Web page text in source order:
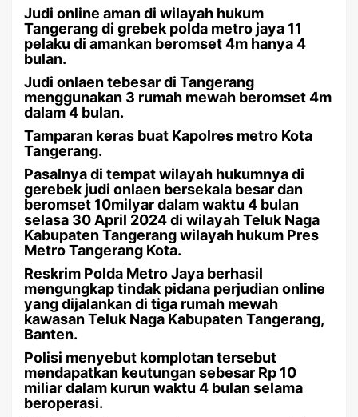
Judi online aman di wilayah hukum
Tangerang di grebek polda metro jaya 11
pelaku di amankan beromset 4m hanya 4
bulan.
Judi onlaen tebesar di Tangerang
menggunakan 3 rumah mewah beromset 4m
dalam 4 bulan.
Tamparan keras buat Kapolres metro Kota
Tangerang.
Pasalnya di tempat wilayah hukumnya di
gerebek judi onlaen bersekala besar dan
beromset 10milyar dalam waktu 4 bulan
selasa 30 April 2024 di wilayah Teluk Naga
Kabupaten Tangerang wilayah hukum Pres
Metro Tangerang Kota.
Reskrim Polda Metro Jaya berhasil
mengungkap tindak pidana perjudian online
yang dijalankan di tiga rumah mewah
kawasan Teluk Naga Kabupaten Tangerang,
Banten.
Polisi menyebut komplotan tersebut
mendapatkan keutungan sebesar Rp 10
miliar dalam kurun waktu 4 bulan selama
beroperasi.